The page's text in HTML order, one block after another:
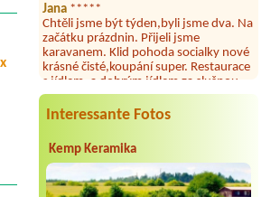
Chtěli jsme být týden,byli jsme dva. Na
začátku prázdnin. Přijeli jsme
karavanem. Klid pohoda socialky nové
krásné čisté,koupání super. Restaurace
s jídlem, a dobrým jídlem za slušnou
cenu na dosah, a spoustu možností na
výlety. Veškerý personál se choval
slušně mile. Nám se v kempu líbilo.
Byli jsme zde s dětmi na 5 nocí,
výborné vybavení kempu, čisto všude.
Výborná káva, mošt i víno a další.Milí
Interessante Fotos
Kemp Keramika